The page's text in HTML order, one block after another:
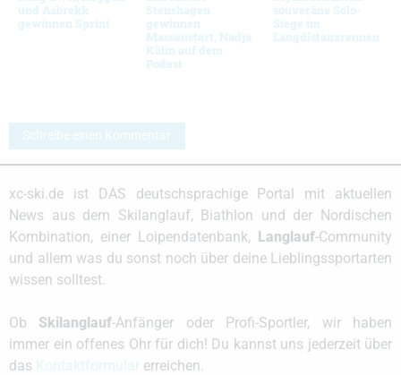
und Aabrekk
gewinnen Sprint
Stenshagen
gewinnen
Massenstart, Nadja
Kälin auf dem
Podest
souveräne Solo-
Siege im
Langdistanzrennen
Schreibe einen Kommentar
xc-ski.de ist DAS deutschsprachige Portal mit aktuellen
News aus dem Skilanglauf, Biathlon und der Nordischen
Kombination, einer Loipendatenbank, Langlauf-Community
und allem was du sonst noch über deine Lieblingssportarten
wissen solltest.
Ob Skilanglauf-Anfänger oder Profi-Sportler, wir haben
immer ein offenes Ohr für dich! Du kannst uns jederzeit über
das
erreichen.